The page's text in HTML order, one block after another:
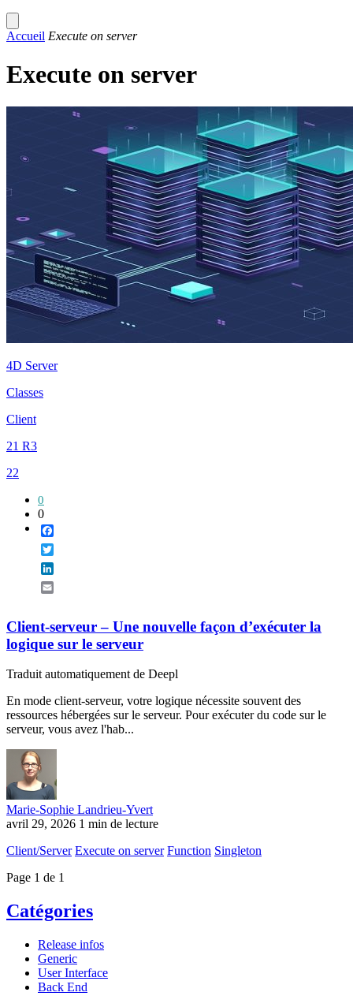
Accueil Execute on server
Execute on server
4D Server
Classes
Client
21 R3
22
0
0
Client-serveur – Une nouvelle façon d’exécuter la
logique sur le serveur
Traduit automatiquement de Deepl
En mode client-serveur, votre logique nécessite souvent des
ressources hébergées sur le serveur. Pour exécuter du code sur le
serveur, vous avez l'hab...
Marie-Sophie Landrieu-Yvert
avril 29, 2026 1 min de lecture
Client/Server Execute on server Function Singleton
Page 1 de 1
Catégories
Release infos
Generic
User Interface
Back End